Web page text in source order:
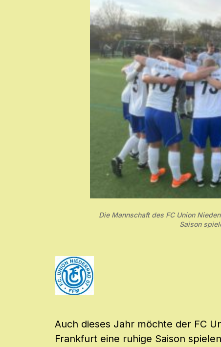
Die Mannschaft des FC Union
Saison
Auch dieses Jahr möchte der FC
Frankfurt eine ruhige Saison